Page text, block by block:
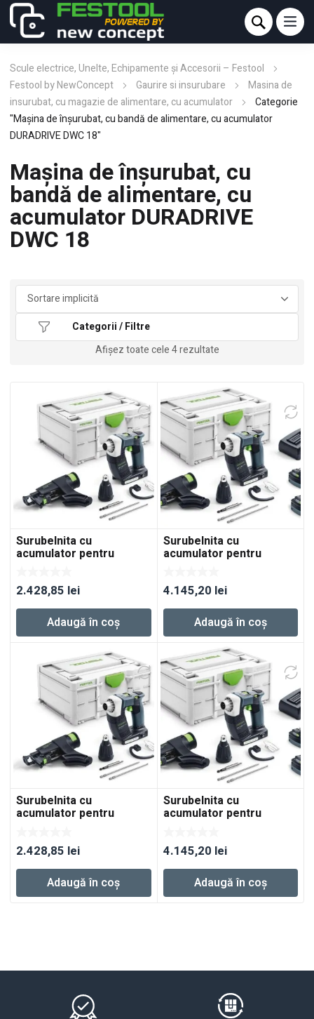
Scule electrice, Unelte, Echipamente și Accesorii – Festool
Festool by NewConcept
Gaurire si insurubare
Masina de
insurubat, cu magazie de alimentare, cu acumulator
Categorie
"Maşina de înşurubat, cu bandă de alimentare, cu acumulator
DURADRIVE DWC 18"
Maşina de înşurubat, cu
bandă de alimentare, cu
acumulator DURADRIVE
DWC 18
Afișez toate cele 4 rezultate
Categorii / Filtre
Surubelnita cu
acumulator pentru
2.428,85 lei
Adaugă în coș
Surubelnita cu
acumulator pentru
Plus
4.145,20 lei
Adaugă în coș
Surubelnita cu
acumulator pentru
2.428,85 lei
Adaugă în coș
Surubelnita cu
acumulator pentru
Plus
4.145,20 lei
Adaugă în coș